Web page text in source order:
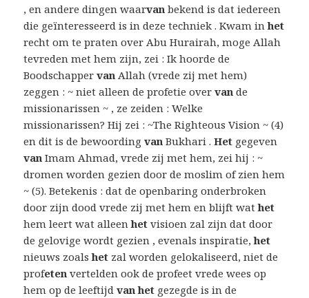
, en andere dingen waarvan bekend is dat iedereen
die geïnteresseerd is in deze techniek . Kwam inhet
recht om te praten over Abu Hurairah, moge Allah
tevreden met hem zijn, zei : Ik hoorde de
Boodschappervan Allah (vrede zij met hem)
zeggen : ~ niet alleen de profetie overvan de
missionarissen ~ , ze zeiden : Welke
missionarissen? Hij zei : ~The Righteous Vision ~ (4)
en dit is de bewoordingvan Bukhari .Het gegeven
van Imam Ahmad, vrede zij met hem, zei hij : ~
dromen worden gezien door de moslim of zien hem
~ (5). Betekenis : dat de openbaring onderbroken
door zijn dood vrede zij met hem en blijft wathet
hem leert wat alleenhet visioen zal zijn dat door
de gelovige wordt gezien , evenals inspiratie,het
nieuws zoalshet zal worden gelokaliseerd, niet de
profeten vertelden ook de profeet vrede wees op
hem op de leeftijdvan het gezegde is in de